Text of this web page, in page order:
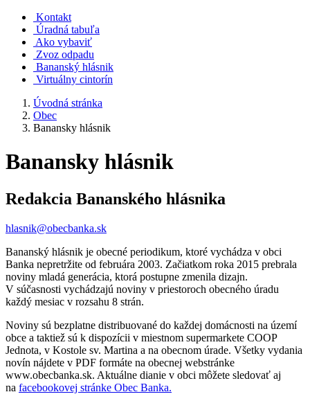
Kontakt
Úradná tabuľa
Ako vybaviť
Zvoz odpadu
Bananský hlásnik
Virtuálny cintorín
Úvodná stránka
Obec
Banansky hlásnik
Banansky hlásnik
Redakcia Bananského hlásnika
hlasnik@obecbanka.sk
Bananský hlásnik je obecné periodikum, ktoré vychádza v obci
Banka nepretržite od februára 2003. Začiatkom roka 2015 prebrala
noviny mladá generácia, ktorá postupne zmenila dizajn.
V súčasnosti vychádzajú noviny v priestoroch obecného úradu
každý mesiac v rozsahu 8 strán.
Noviny sú bezplatne distribuované do každej domácnosti na území
obce a taktiež sú k dispozícii v miestnom supermarkete COOP
Jednota, v Kostole sv. Martina a na obecnom úrade. Všetky vydania
novín nájdete v PDF formáte na obecnej webstránke
www.obecbanka.sk. Aktuálne dianie v obci môžete sledovať aj
na facebookovej stránke Obec Banka.